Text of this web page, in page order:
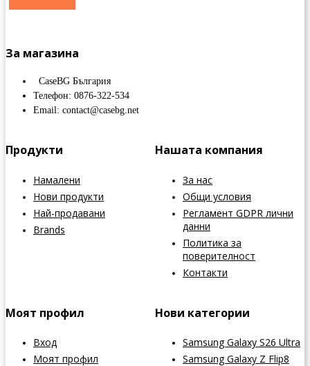
За магазина
CaseBG България
Телефон: 0876-322-534
Email: contact@casebg.net
Продукти
Намалени
Нови продукти
Най-продавани
Brands
Нашата компания
За нас
Общи условия
Регламент GDPR лични
данни
Политика за
поверителност
Контакти
Моят профил
Вход
Моят профил
Нови категории
Samsung Galaxy S26 Ultra
Samsung Galaxy Z Flip8